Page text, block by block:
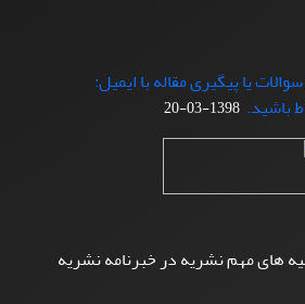
یا پیگیری مقاله با ایمیل:
1398-03-20
های مهم نشریه در خبرنامه نشریه